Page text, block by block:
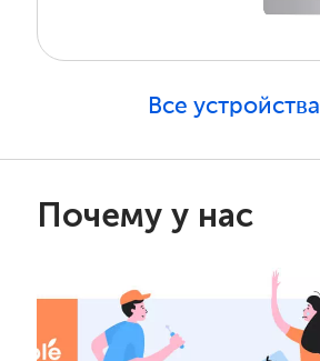
Все устройства
Почему у нас